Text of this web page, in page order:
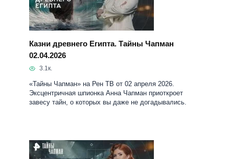
«Тайны Чапман» на Рен ТВ от 02 апреля 2026.
Эксцентричная шпионка Анна Чапман приоткроет
Тайны ложных знаков. Тайны Чапман